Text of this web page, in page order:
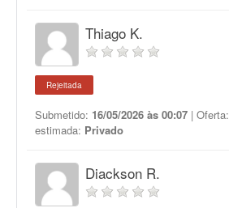
Thiago K.
Rejeitada
Submetido: 16/05/2026 às 00:07 | Oferta:
estimada: Privado
Diackson R.